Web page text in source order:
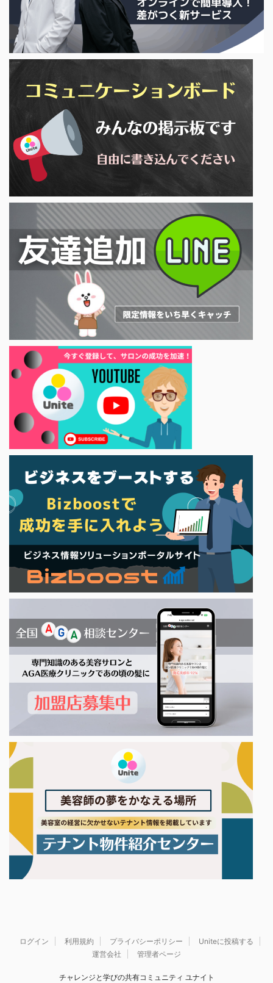
ログイン 利用規約 プライバシーポリシー
Uniteに投稿する
運営会社
管理者ページ
チャレンジと学びの共有コミュニティ ユナイト